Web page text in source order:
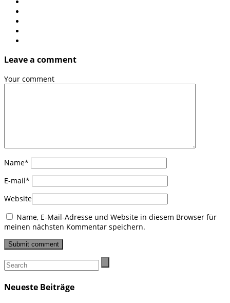
Leave a comment
Your comment
Name*
E-mail*
Website
Name, E-Mail-Adresse und Website in diesem Browser für
meinen nächsten Kommentar speichern.
Neueste Beiträge